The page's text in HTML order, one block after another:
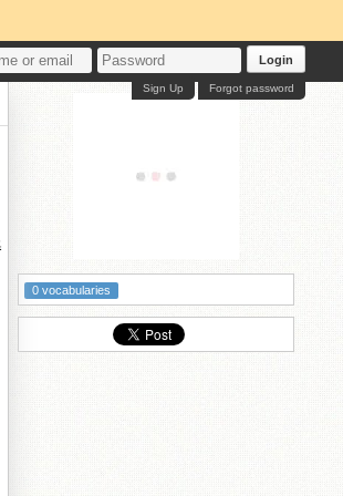
Login
Forgot password
Sign Up
0 vocabularies